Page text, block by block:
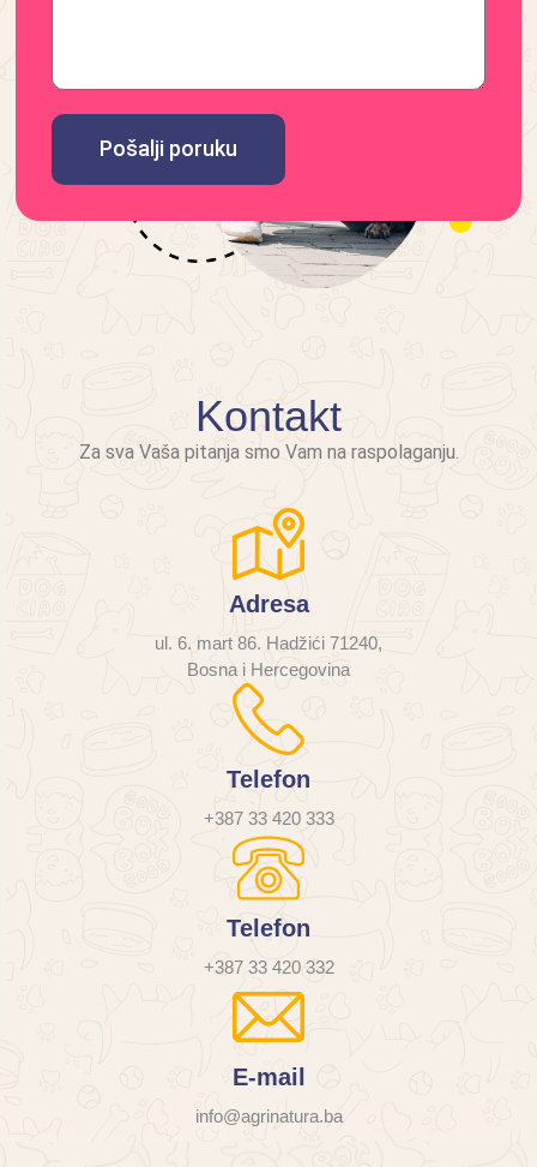
Pošalji poruku
Kontakt
Za sva Vaša pitanja smo Vam na raspolaganju.
Adresa
ul. 6. mart 86. Hadžići 71240,
Bosna i Hercegovina
Telefon
+387 33 420 333
Telefon
+387 33 420 332
E-mail
info@agrinatura.ba